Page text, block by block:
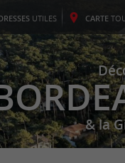
UTILES CARTE
& la